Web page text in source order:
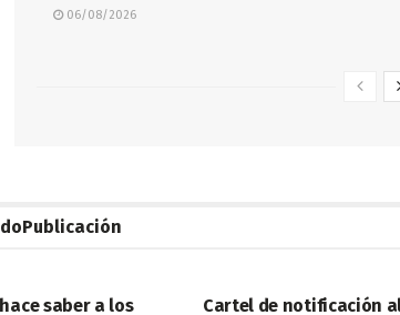
06/08/2026
Publicación
saber a los
Cartel de notificación